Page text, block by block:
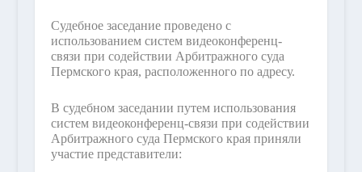
Судебное заседание проведено с
использованием систем видеоконференц-
связи при содействии Арбитражного суда
Пермского края, расположенного по адресу.
В судебном заседании путем использования
систем видеоконференц-связи при содействии
Арбитражного суда Пермского края приняли
участие представители: